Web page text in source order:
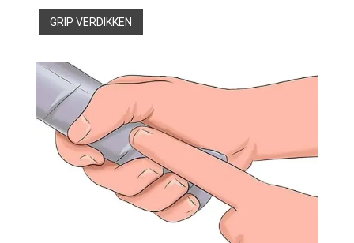
GRIP VERDIKKEN